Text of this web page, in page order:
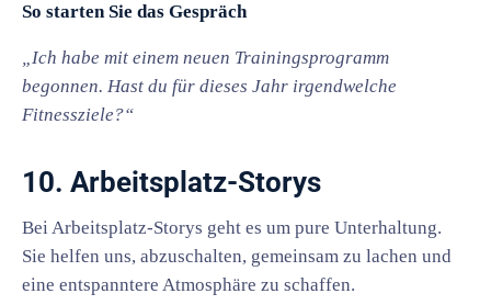
So starten Sie das Gespräch
„Ich habe mit einem neuen Trainingsprogramm
begonnen. Hast du für dieses Jahr irgendwelche
Fitnessziele?“
10. Arbeitsplatz-Storys
Bei Arbeitsplatz-Storys geht es um pure Unterhaltung.
Sie helfen uns, abzuschalten, gemeinsam zu lachen und
eine entspanntere Atmosphäre zu schaffen.